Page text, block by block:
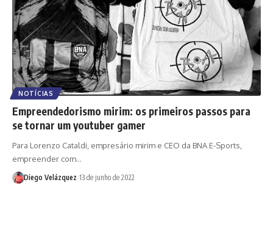
NOTÍCIAS
Empreendedorismo mirim: os primeiros passos para
se tornar um youtuber gamer
Para Lorenzo Cataldi, empresário mirim e CEO da BNA E-Sports,
empreender com…
Diego Velázquez 13 de junho de 2022